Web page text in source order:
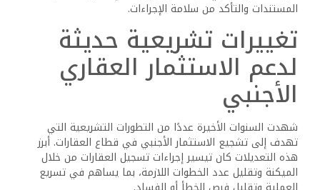
يتطلب القانون المصري إثبات مصدر الأموال عند تسجيل العقار،
وهو ما يعزز الشفافية ويُحافظ على سلامة المعاملة. في حال
وجود حساب مصرفي داخل مصر باسم المشتري، يمكن تحويل
المبلغ إلى هذا الحساب ومنه تُسدد قيمة العقار. يُنصح دائمًا
بالتنسيق مع البنك المستقبل قبل التحويل، لتجنب التأخير أو
رفض المعاملة بسبب نقص المستندات أو عدم وضوح الغرض من
التحويل.